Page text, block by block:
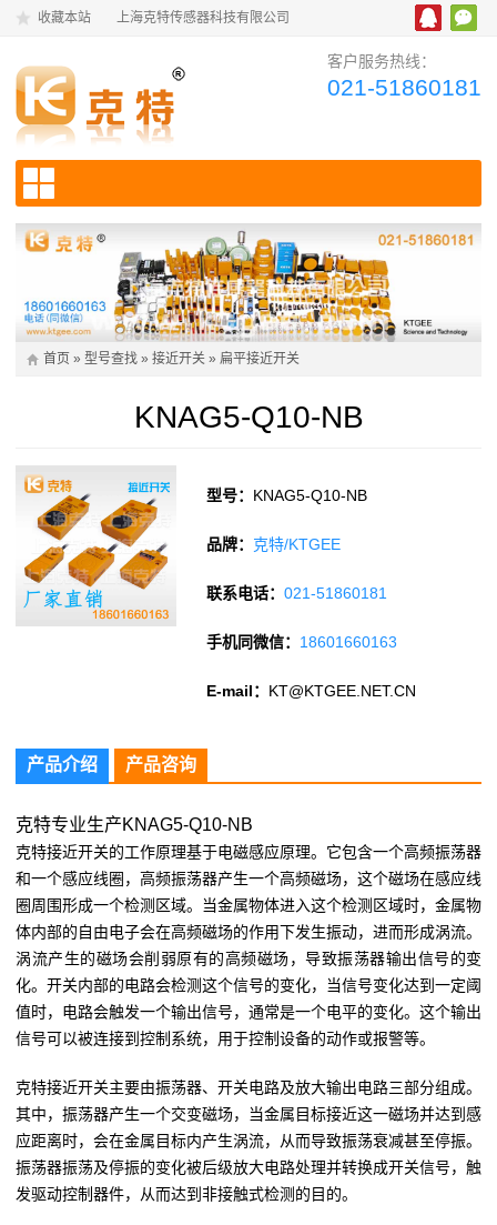
收藏本站 上海克特传感器科技有限公司
客户服务热线：
021-51860181
首页 » 型号查找 » 接近开关 » 扁平接近开关
KNAG5-Q10-NB
型号： KNAG5-Q10-NB
品牌： 克特/KTGEE
联系电话：021-51860181
手机同微信： 18601660163
E-mail： KT@KTGEE.NET.CN
产品介绍 产品咨询
克特专业生产KNAG5-Q10-NB
克特接近开关的工作原理基于电磁感应原理。它包含一个高频振荡器
和一个感应线圈，高频振荡器产生一个高频磁场，这个磁场在感应线
圈周围形成一个检测区域。当金属物体进入这个检测区域时，金属物
体内部的自由电子会在高频磁场的作用下发生振动，进而形成涡流。
涡流产生的磁场会削弱原有的高频磁场，导致振荡器输出信号的变
化。开关内部的电路会检测这个信号的变化，当信号变化达到一定阈
值时，电路会触发一个输出信号，通常是一个电平的变化。这个输出
信号可以被连接到控制系统，用于控制设备的动作或报警等。
克特接近开关主要由振荡器、开关电路及放大输出电路三部分组成。
其中，振荡器产生一个交变磁场，当金属目标接近这一磁场并达到感
应距离时，会在金属目标内产生涡流，从而导致振荡衰减甚至停振。
振荡器振荡及停振的变化被后级放大电路处理并转换成开关信号，触
发驱动控制器件，从而达到非接触式检测的目的。